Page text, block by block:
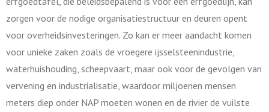
zorgen voor de nodige organisatiestructuur en deuren opent
voor overheidsinvesteringen. Zo kan er meer aandacht komen
voor unieke zaken zoals de vroegere ijsselsteenindustrie,
waterhuishouding, scheepvaart, maar ook voor de gevolgen van
vervening en industrialisatie, waardoor miljoenen mensen
meters diep onder NAP moeten wonen en de rivier de vuilste